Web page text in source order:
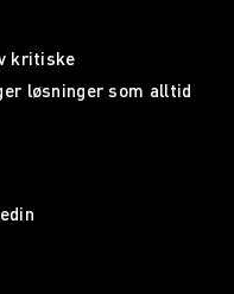
kritiske
løsninger som alltid